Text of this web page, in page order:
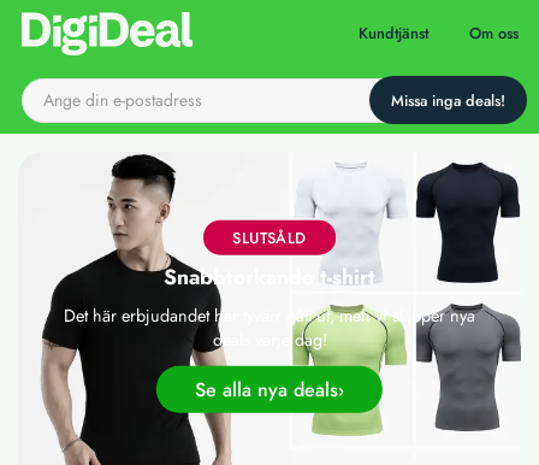
Till startsidan Kundtjänst Om oss
SLUTSÅLD
Snabbtorkande t-shirt
Det här erbjudandet har tyvärr gått ut, men vi släpper nya
deals varje dag!
Se alla nya deals